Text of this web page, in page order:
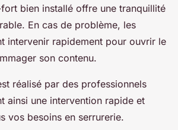
bien installé offre une tranquillité
En cas de problème, les
intervenir rapidement pour ouvrir le
son contenu.
réalisé par des professionnels
ainsi une intervention rapide et
vos besoins en serrurerie.